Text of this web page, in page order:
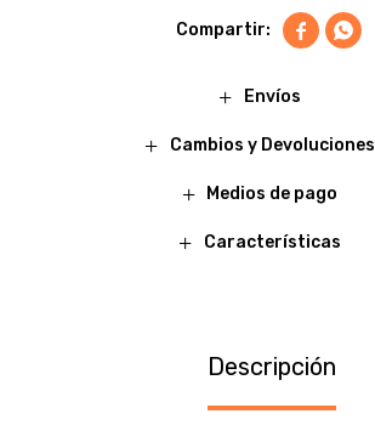
 
Envíos
Cambios y Devoluciones
Medios de pago
Características
Descripción